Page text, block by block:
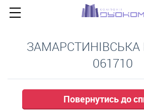
ЗАМАРСТИНІВСЬКА
061710
Повернутись до